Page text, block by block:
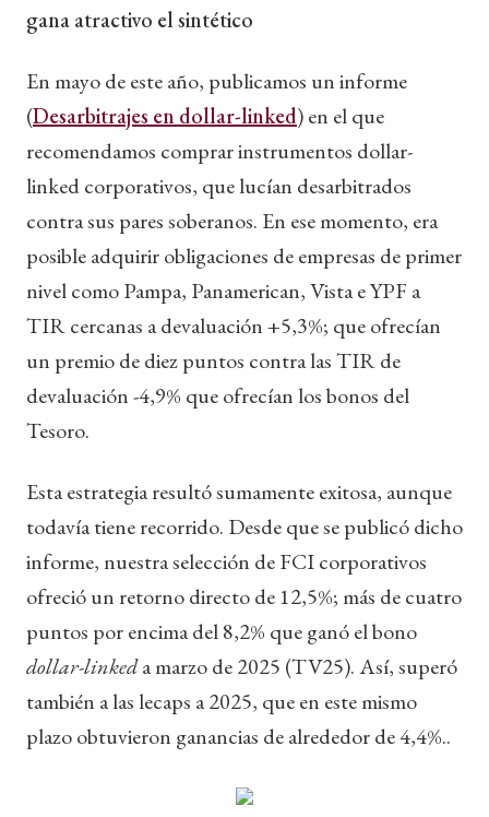
gana atractivo el sintético
En mayo de este año, publicamos un informe
(Desarbitrajes en dollar-linked) en el que
recomendamos comprar instrumentos dollar-
linked corporativos, que lucían desarbitrados
contra sus pares soberanos. En ese momento, era
posible adquirir obligaciones de empresas de primer
nivel como Pampa, Panamerican, Vista e YPF a
TIR cercanas a devaluación +5,3%; que ofrecían
un premio de diez puntos contra las TIR de
devaluación -4,9% que ofrecían los bonos del
Tesoro.
Esta estrategia resultó sumamente exitosa, aunque
todavía tiene recorrido. Desde que se publicó dicho
informe, nuestra selección de FCI corporativos
ofreció un retorno directo de 12,5%; más de cuatro
puntos por encima del 8,2% que ganó el bono
dollar-linkeda marzo de 2025 (TV25). Así, superó
también a las lecaps a 2025, que en este mismo
plazo obtuvieron ganancias de alrededor de 4,4%..